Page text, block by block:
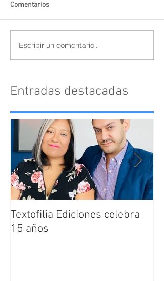
Comentarios
Escribir un comentario...
Entradas destacadas
Textofilia Ediciones celebra
15 años